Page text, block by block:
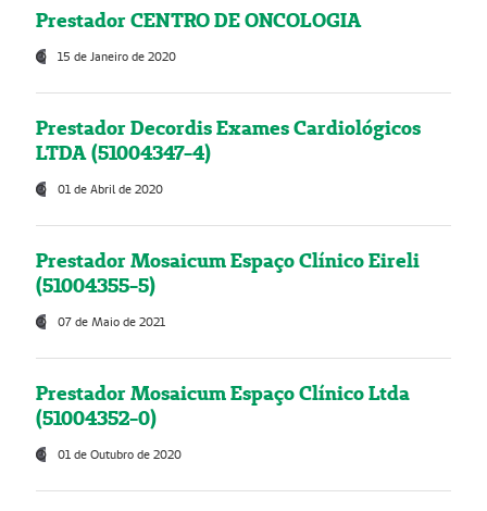
Prestador CENTRO DE ONCOLOGIA
15 de Janeiro de 2020
Prestador Decordis Exames Cardiológicos
LTDA (51004347-4)
01 de Abril de 2020
Prestador Mosaicum Espaço Clínico Eireli
(51004355-5)
07 de Maio de 2021
Prestador Mosaicum Espaço Clínico Ltda
(51004352-0)
01 de Outubro de 2020